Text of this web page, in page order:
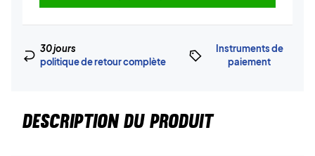
30 jours
politique de retour complète
Instruments de
paiement
DESCRIPTION DU PRODUIT